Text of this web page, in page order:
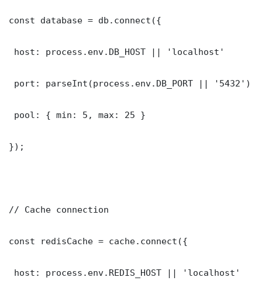
const database = db.connect({
host: process.env.DB_HOST || 'localhost'
port: parseInt(process.env.DB_PORT || '5432')
pool: { min: 5, max: 25 }
});
// Cache connection
const redisCache = cache.connect({
host: process.env.REDIS_HOST || 'localhost'